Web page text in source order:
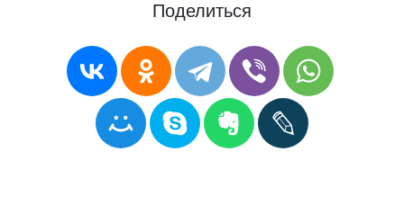
Поделиться